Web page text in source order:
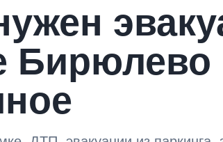
Бирюлево